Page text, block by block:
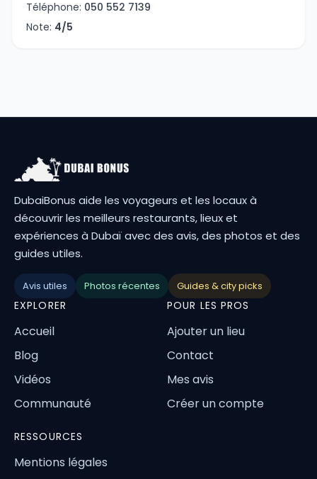
Téléphone: 050 552 7139
Note: 4/5
DubaiBonus aide les voyageurs et les locaux à
découvrir les meilleurs restaurants, lieux et
expériences à Dubaï avec des avis, des photos et des
guides utiles.
Avis utiles Photos récentes Guides & city picks
EXPLORER
Accueil
Blog
Vidéos
Communauté
POUR LES PROS
Ajouter un lieu
Contact
Mes avis
Créer un compte
RESSOURCES
Mentions légales